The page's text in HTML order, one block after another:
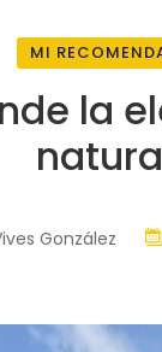
MI
la
González